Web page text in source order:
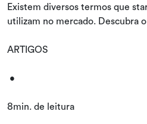
Existem diversos termos que
utilizam no mercado. Descubra
ARTIGOS
•
8min. de leitura